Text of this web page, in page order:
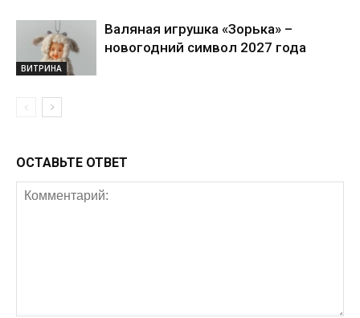
ВИТРИНА
Валяная игрушка «Зорька» –
новогодний символ 2027 года
ОСТАВЬТЕ ОТВЕТ